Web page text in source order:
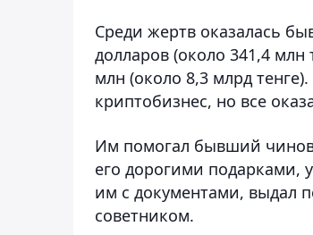
Среди жертв оказалась
долларов (около 341,4
млн (около 8,3 млрд
криптобизнес, но все
Им помогал бывший
его дорогими подарками,
им с документами, выдал
советником.